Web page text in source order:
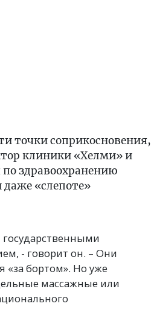
точки соприкосновения,
клиники «Хелми» и
здравоохранению
«слепоте»
- говорит он. – Они
«за бортом». Но уже
массажные или